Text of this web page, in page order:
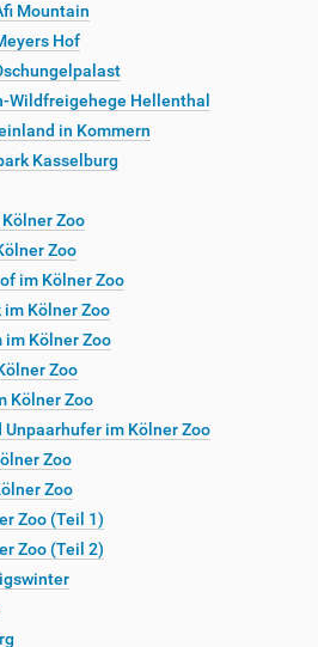
Mountain
Hof
Wildfreigehege Hellenthal
in Kommern
Kasselburg
Zoo
Zoo
im Kölner Zoo
Kölner Zoo
im Kölner Zoo
Zoo
Kölner Zoo
Unpaarhufer im Kölner Zoo
Zoo
Zoo
Zoo (Teil 1)
Zoo (Teil 2)